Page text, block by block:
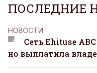
ПОСЛЕДНИЕ
НОВОСТИ
Сеть Ehituse
но выплатила